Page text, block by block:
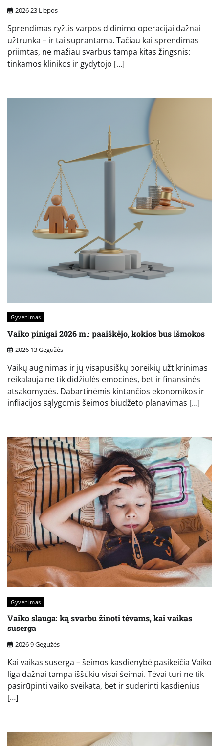
2026 23 Liepos
Sprendimas ryžtis varpos didinimo operacijai dažnai
užtrunka – ir tai suprantama. Tačiau kai sprendimas
priimtas, ne mažiau svarbus tampa kitas žingsnis:
tinkamos klinikos ir gydytojo […]
Gyvenimas
Vaiko pinigai 2026 m.: paaiškėjo, kokios bus išmokos
2026 13 Gegužės
Vaikų auginimas ir jų visapusiškų poreikių užtikrinimas
reikalauja ne tik didžiulės emocinės, bet ir finansinės
atsakomybės. Dabartinėmis kintančios ekonomikos ir
infliacijos sąlygomis šeimos biudžeto planavimas […]
Gyvenimas
Vaiko slauga: ką svarbu žinoti tėvams, kai vaikas
suserga
2026 9 Gegužės
Kai vaikas suserga – šeimos kasdienybė pasikeičia Vaiko
liga dažnai tampa iššūkiu visai šeimai. Tėvai turi ne tik
pasirūpinti vaiko sveikata, bet ir suderinti kasdienius
[…]